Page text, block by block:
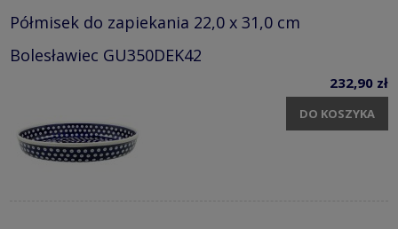
Półmisek do zapiekania 22,0 x 31,0 cm
Bolesławiec GU350DEK42
232,90 zł
DO KOSZYKA